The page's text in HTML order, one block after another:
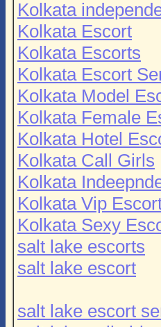
Kolkata
Kolkata Escort
Kolkata Escorts
Kolkata Escort
Kolkata Model
Kolkata Female
Kolkata Hotel
Kolkata Call Girls
Kolkata
Kolkata Vip
Kolkata Sexy
salt lake escorts
salt lake escort
salt lake escort